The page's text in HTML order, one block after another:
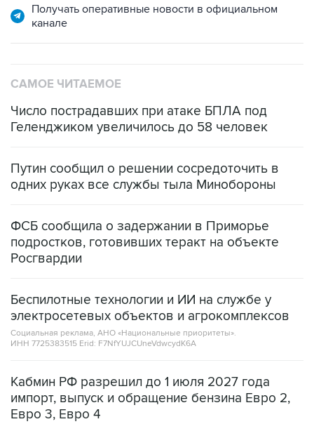
Получать оперативные новости в официальном
канале
САМОЕ ЧИТАЕМОЕ
Число пострадавших при атаке БПЛА под
Геленджиком увеличилось до 58 человек
Путин сообщил о решении сосредоточить в
одних руках все службы тыла Минобороны
ФСБ сообщила о задержании в Приморье
подростков, готовивших теракт на объекте
Росгвардии
Беспилотные технологии и ИИ на службе у
электросетевых объектов и агрокомплексов
Социальная реклама, АНО «Национальные приоритеты».
ИНН 7725383515 Erid: F7NfYUJCUneVdwcydK6A
Кабмин РФ разрешил до 1 июля 2027 года
импорт, выпуск и обращение бензина Евро 2,
Евро 3, Евро 4